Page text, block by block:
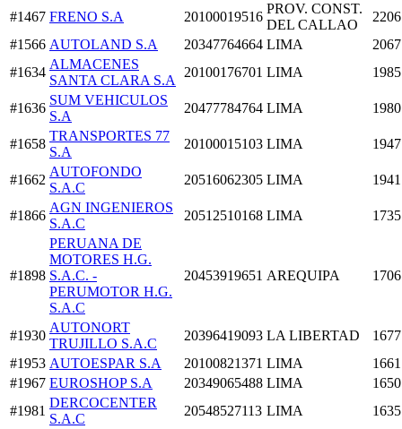
#1467 FRENO S.A 20100019516
PROV. CONST.
DEL CALLAO
#1566 AUTOLAND S.A 20347764664 LIMA
#1634
ALMACENES
SANTA CLARA S.A
20100176701 LIMA
#1636
SUM VEHICULOS
S.A
20477784764 LIMA
#1658
TRANSPORTES 77
S.A
20100015103 LIMA
#1662
AUTOFONDO
S.A.C
20516062305 LIMA
#1866
AGN INGENIEROS
S.A.C
20512510168 LIMA
#1898
PERUANA DE
MOTORES H.G.
S.A.C. -
PERUMOTOR H.G.
S.A.C
20453919651 AREQUIPA
#1930
AUTONORT
TRUJILLO S.A.C
20396419093 LA LIBERTAD
#1953 AUTOESPAR S.A 20100821371 LIMA
#1967 EUROSHOP S.A 20349065488 LIMA
#1981
DERCOCENTER
S.A.C
20548527113 LIMA